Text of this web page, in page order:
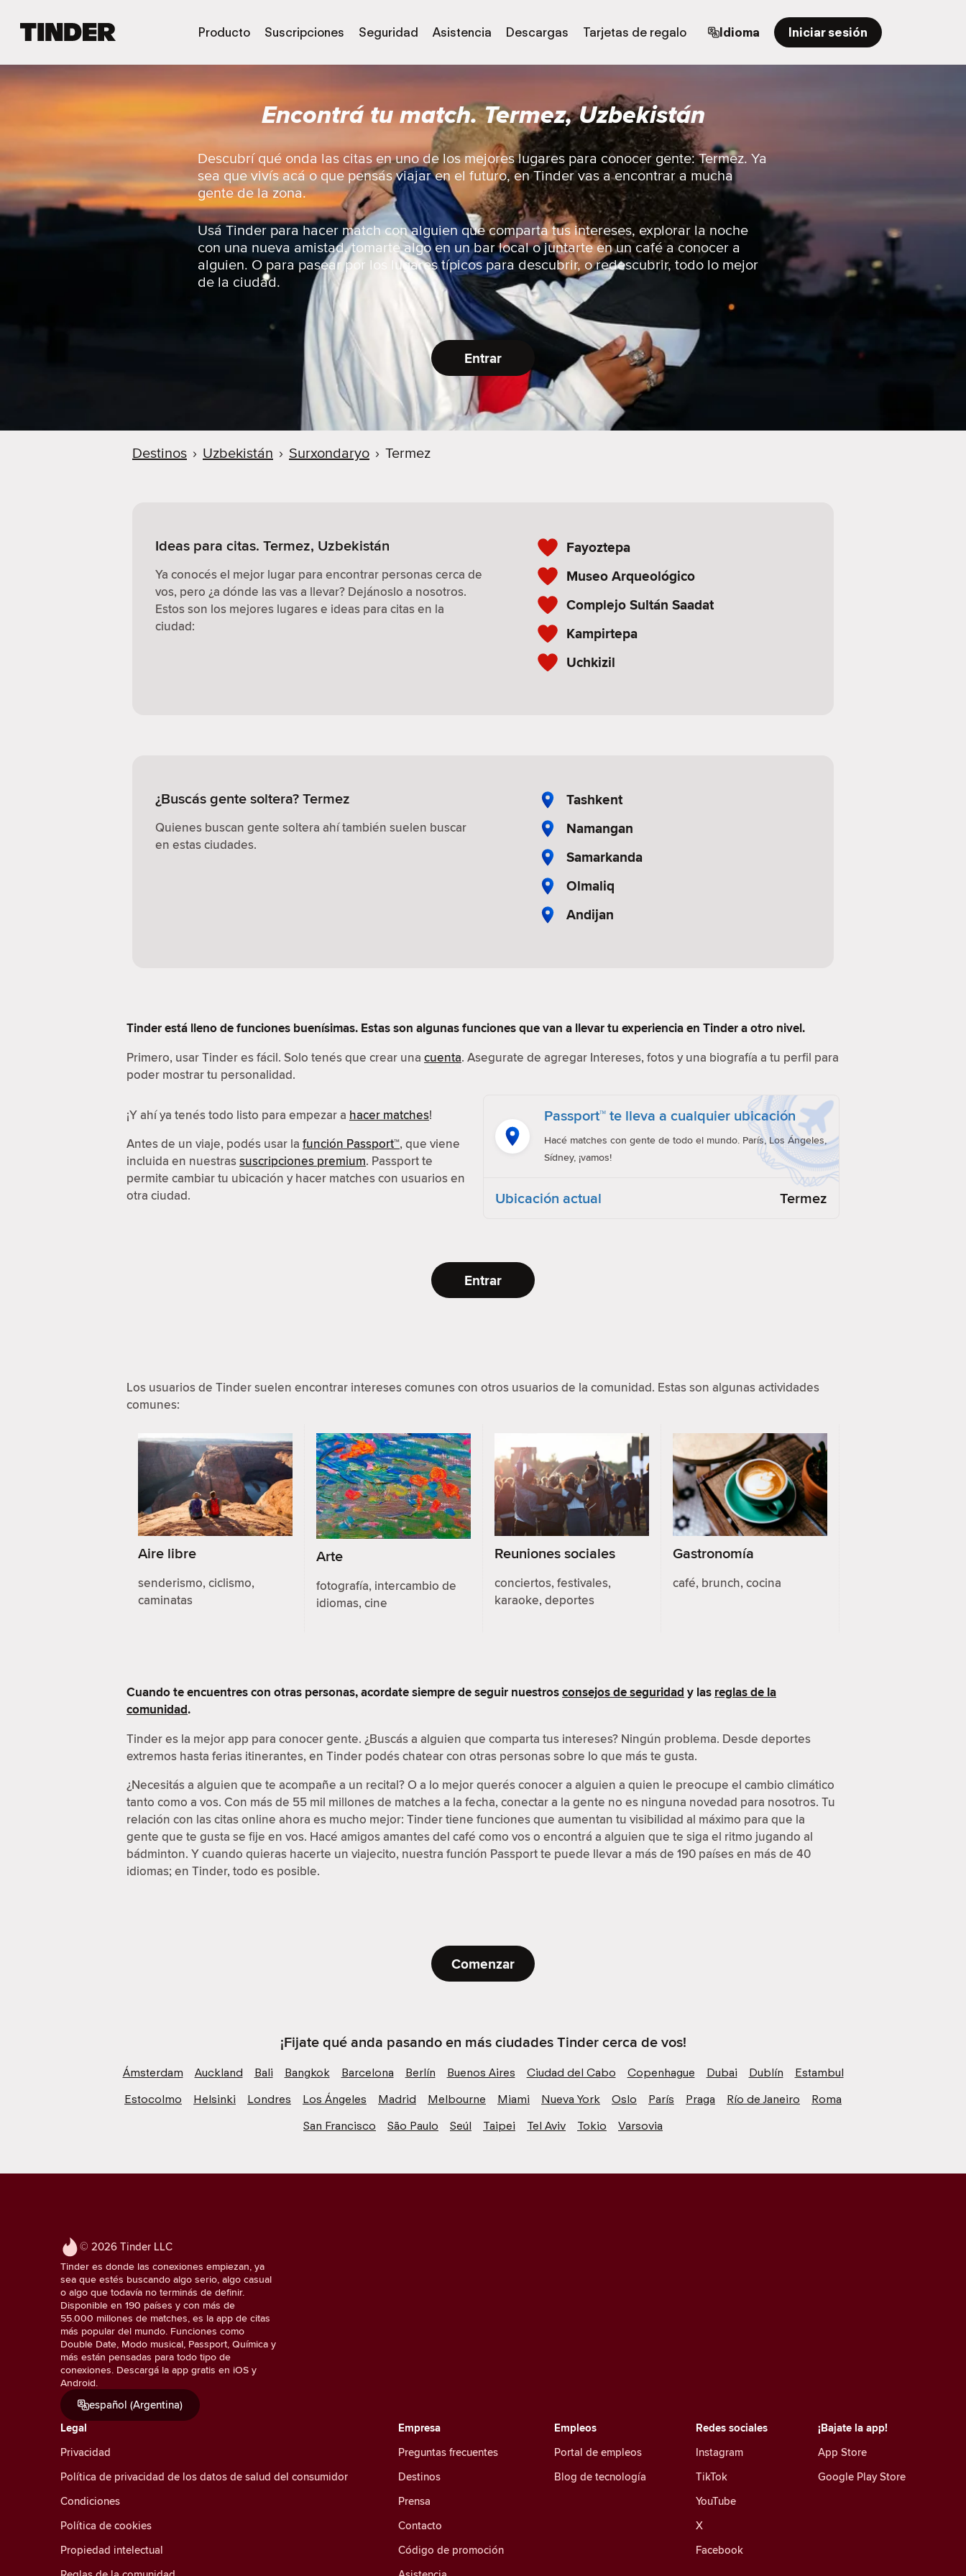
i
n
d
e
Producto Suscripciones Seguridad Asistencia Descargas Tarjetas de regalo Idioma Iniciar sesión
Encontrá tu match. Termez, Uzbekistán
Descubrí qué onda las citas en uno de los mejores lugares para conocer gente: Termez. Ya
sea que vivís acá o que pensás viajar en el futuro, en Tinder vas a encontrar a mucha
gente de la zona.
Usá Tinder para hacer match con alguien que comparta tus intereses, explorar la noche
con una nueva amistad, tomarte algo en un bar local o juntarte en un café a conocer a
alguien. O para pasear por los lugares típicos para descubrir, o redescubrir, todo lo mejor
de la ciudad.
Entrar
Destinos › Uzbekistán › Surxondaryo › Termez
Ideas para citas. Termez, Uzbekistán
Ya conocés el mejor lugar para encontrar personas cerca de
vos, pero ¿a dónde las vas a llevar? Dejánoslo a nosotros.
Estos son los mejores lugares e ideas para citas en la
ciudad:
Fayoztepa
Museo Arqueológico
Complejo Sultán Saadat
Kampirtepa
Uchkizil
¿Buscás gente soltera? Termez
Quienes buscan gente soltera ahí también suelen buscar
en estas ciudades.
Tashkent
Namangan
Samarkanda
Olmaliq
Andijan
Tinder está lleno de funciones buenísimas. Estas son algunas funciones que van a llevar tu experiencia en Tinder a otro nivel.
Primero, usar Tinder es fácil. Solo tenés que crear una cuenta. Asegurate de agregar Intereses, fotos y una biografía a tu perfil para
poder mostrar tu personalidad.
¡Y ahí ya tenés todo listo para empezar a hacer matches!
Antes de un viaje, podés usar la función Passport™, que viene
incluida en nuestrassuscripciones premium. Passport te
permite cambiar tu ubicación y hacer matches con usuarios en
otra ciudad.
Passport™ te lleva a cualquier ubicación
Hacé matches con gente de todo el mundo. París, Los Ángeles,
Sídney, ¡vamos!
Ubicación actual Termez
Entrar
Los usuarios de Tinder suelen encontrar intereses comunes con otros usuarios de la comunidad. Estas son algunas actividades
comunes:
Aire libre
senderismo, ciclismo,
caminatas
Arte
fotografía, intercambio de
idiomas, cine
Reuniones sociales
conciertos, festivales,
karaoke, deportes
Gastronomía
café, brunch, cocina
Cuando te encuentres con otras personas, acordate siempre de seguir nuestrosconsejos de seguridad y las reglas de la
comunidad.
Tinder es la mejor app para conocer gente. ¿Buscás a alguien que comparta tus intereses? Ningún problema. Desde deportes
extremos hasta ferias itinerantes, en Tinder podés chatear con otras personas sobre lo que más te gusta.
¿Necesitás a alguien que te acompañe a un recital? O a lo mejor querés conocer a alguien a quien le preocupe el cambio climático
tanto como a vos. Con más de 55 mil millones de matches a la fecha, conectar a la gente no es ninguna novedad para nosotros. Tu
relación con las citas online ahora es mucho mejor: Tinder tiene funciones que aumentan tu visibilidad al máximo para que la
gente que te gusta se fije en vos. Hacé amigos amantes del café como vos o encontrá a alguien que te siga el ritmo jugando al
bádminton. Y cuando quieras hacerte un viajecito, nuestra función Passport te puede llevar a más de 190 países en más de 40
idiomas; en Tinder, todo es posible.
Comenzar
¡Fijate qué anda pasando en más ciudades Tinder cerca de vos!
Ámsterdam Auckland Bali Bangkok Barcelona Berlín Buenos Aires Ciudad del Cabo Copenhague Dubai Dublín
Estambul
Estocolmo
Helsinki Londres Los Ángeles Madrid Melbourne Miami Nueva York Oslo París Praga Río de Janeiro
Roma
San Francisco
São Paulo Seúl Taipei Tel Aviv Tokio Varsovia
© 2026 Tinder LLC
Tinder es donde las conexiones empiezan, ya
sea que estés buscando algo serio, algo casual
o algo que todavía no terminás de definir.
Disponible en 190 países y con más de
55.000 millones de matches, es la app de citas
más popular del mundo. Funciones como
Double Date, Modo musical, Passport, Química y
más están pensadas para todo tipo de
conexiones. Descargá la app gratis en iOS y
Android.
español (Argentina)
Redes sociales
Instagram
TikTok
YouTube
X
Facebook
Legal
Privacidad
Política de privacidad de los datos de salud del consumidor
Condiciones
Política de cookies
Propiedad intelectual
Empleos
Portal de empleos
Blog de tecnología
Empresa
Preguntas frecuentes
Destinos
Prensa
Contacto
Código de promoción
¡Bajate la app!
App Store
Google Play Store